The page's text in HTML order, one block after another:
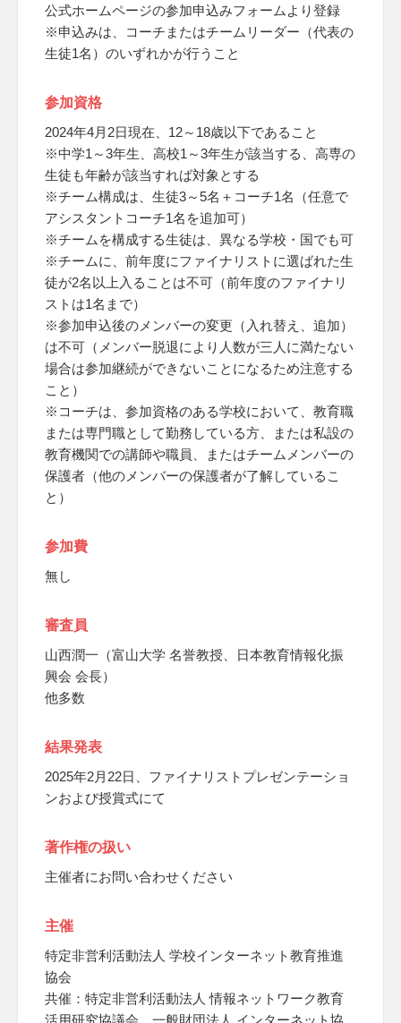
公式ホームページの参加申込みフォームより登録
※申込みは、コーチまたはチームリーダー（代表の
生徒1名）のいずれかが行うこと
参加資格
2024年4月2日現在、12～18歳以下であること
※中学1～3年生、高校1～3年生が該当する、高専の
生徒も年齢が該当すれば対象とする
※チーム構成は、生徒3～5名＋コーチ1名（任意で
アシスタントコーチ1名を追加可）
※チームを構成する生徒は、異なる学校・国でも可
※チームに、前年度にファイナリストに選ばれた生
徒が2名以上入ることは不可（前年度のファイナリ
ストは1名まで）
※参加申込後のメンバーの変更（入れ替え、追加）
は不可（メンバー脱退により人数が三人に満たない
場合は参加継続ができないことになるため注意する
こと）
※コーチは、参加資格のある学校において、教育職
または専門職として勤務している方、または私設の
教育機関での講師や職員、またはチームメンバーの
保護者（他のメンバーの保護者が了解しているこ
と）
参加費
無し
審査員
山西潤一（富山大学 名誉教授、日本教育情報化振
興会 会長）
他多数
結果発表
2025年2月22日、ファイナリストプレゼンテーショ
ンおよび授賞式にて
著作権の扱い
主催者にお問い合わせください
主催
特定非営利活動法人 学校インターネット教育推進
協会
共催：特定非営利活動法人 情報ネットワーク教育
活用研究協議会、一般財団法人 インターネット協